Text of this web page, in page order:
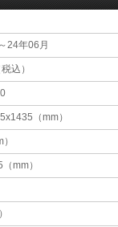
24年06月
込）
（mm）
mm）